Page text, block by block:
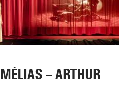
– ARTHUR